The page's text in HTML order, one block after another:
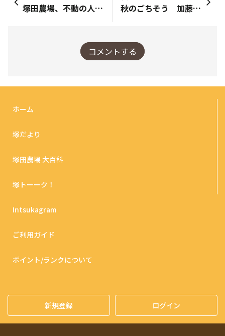
塚田農場、不動の人気料理 若鶏のチキン南蛮 おいしさの理由
秋のごちそう 加藤えのき「月見ステーキⓇ」
コメントする
ホーム
塚だより
塚田農場 大百科
塚トーーク！
Intsukagram
ご利用ガイド
ポイント/ランクについて
新規登録 ログイン